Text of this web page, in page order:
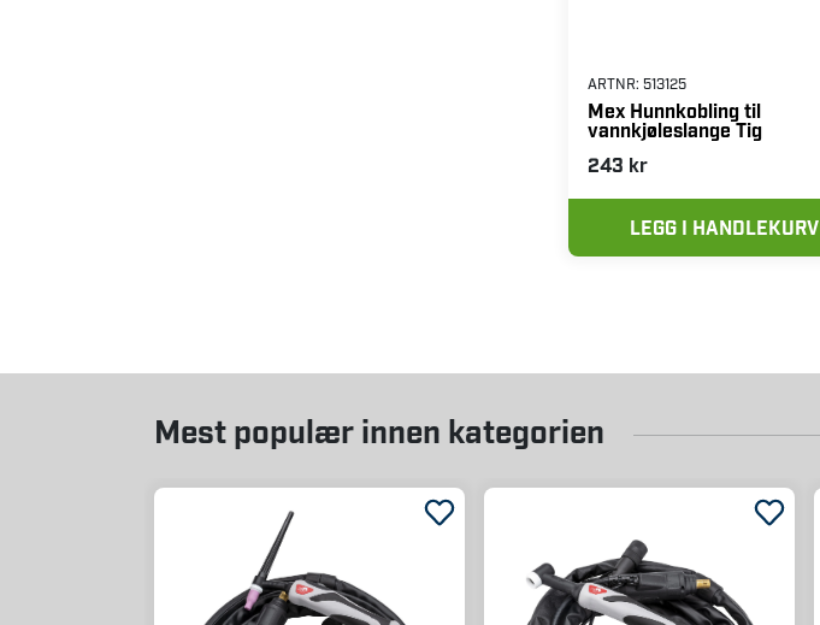
ARTNR: 513125
Mex Hunnkobling til
vannkjøleslange Tig
243 kr
LEGG I HANDLEKURV
Mest populær innen kategorien